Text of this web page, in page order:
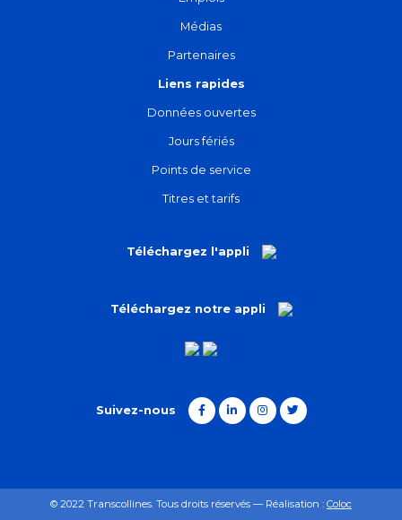
Médias
Partenaires
Liens rapides
Données ouvertes
Jours fériés
Points de service
Titres et tarifs
Téléchargez l'appli
Téléchargez notre appli
Suivez-nous
© 2022 Transcollines. Tous droits réservés — Réalisation : Coloc